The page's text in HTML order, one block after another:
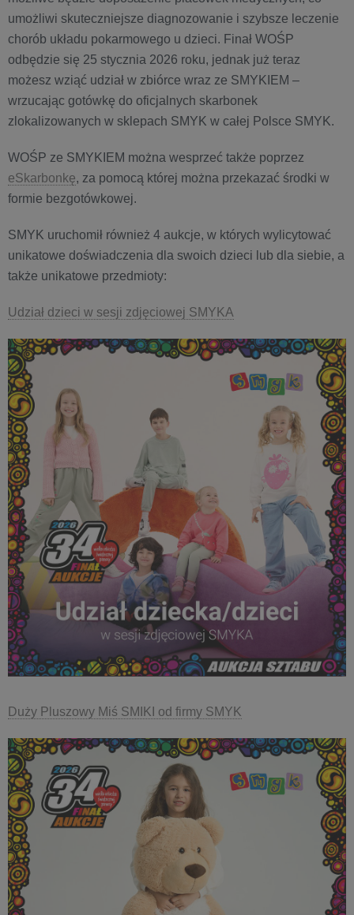
umożliwi skuteczniejsze diagnozowanie i szybsze leczenie
chorób układu pokarmowego u dzieci. Finał WOŚP
odbędzie się 25 stycznia 2026 roku, jednak już teraz
możesz wziąć udział w zbiórce wraz ze SMYKIEM –
wrzucając gotówkę do oficjalnych skarbonek
zlokalizowanych w sklepach SMYK w całej Polsce SMYK.
WOŚP ze SMYKIEM można wesprzeć także poprzez
eSkarbonkę, za pomocą której można przekazać środki w
formie bezgotówkowej.
SMYK uruchomił również 4 aukcje, w których wylicytować
unikatowe doświadczenia dla swoich dzieci lub dla siebie, a
także unikatowe przedmioty:
Udział dzieci w sesji zdjęciowej SMYKA
Duży Pluszowy Miś SMIKI od firmy SMYK